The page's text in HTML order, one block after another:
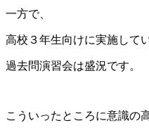
一方で、
高校３年生向けに実施して
過去問演習会は盛況です。
こういったところに意識の